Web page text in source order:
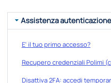
Assistenza autenticazione
E' il tuo primo accesso?
Recupero credenziali Polimi
Disattiva 2FA: accedi